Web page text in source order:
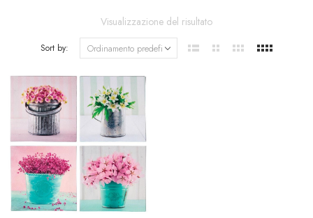
Visualizzazione del risultato
Sort by: